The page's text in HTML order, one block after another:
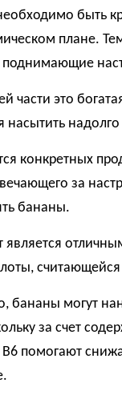
быть
плане.
поднимающие
части это
насытить
конкретных
за
бананы.
является
бананы могут
за счет
помогают